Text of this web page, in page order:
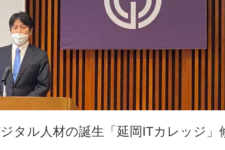
タル人材の誕生「延岡ITカレッジ」